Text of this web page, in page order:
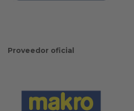
Proveedor oficial